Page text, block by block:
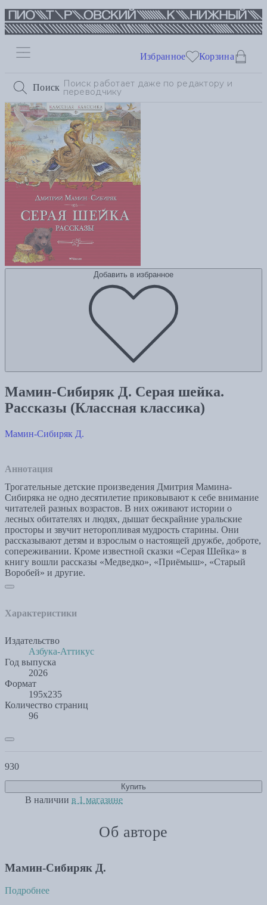
Поиск
Избранное Корзина
Добавить в избранное
Мамин-Сибиряк Д. Серая шейка.
Рассказы (Классная классика)
Мамин-Сибиряк Д.
Аннотация
Трогательные детские произведения Дмитрия Мамина-
Сибиряка не одно десятилетие приковывают к себе внимание
читателей разных возрастов. В них оживают истории о
лесных обитателях и людях, дышат бескрайние уральские
просторы и звучит неторопливая мудрость старины. Они
рассказывают детям и взрослым о настоящей дружбе, доброте,
сопереживании. Кроме известной сказки «Серая Шейка» в
книгу вошли рассказы «Медведко», «Приёмыш», «Старый
Воробей» и другие.
Характеристики
Издательство
Азбука-Аттикус
Год выпуска
2026
Формат
195х235
Количество страниц
96
930
Купить
В наличии в 1 магазине
Об авторе
Мамин-Сибиряк Д.
Подробнее